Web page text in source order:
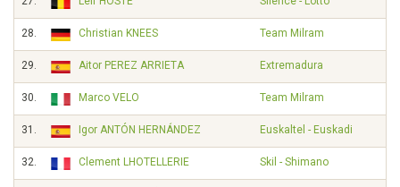
28. Christian KNEES Team Milram
29. Aitor PEREZ ARRIETA Extremadura
30. Marco VELO Team Milram
31. Igor ANTÓN HERNÁNDEZ Euskaltel - Euskadi
32. Clement LHOTELLERIE Skil - Shimano